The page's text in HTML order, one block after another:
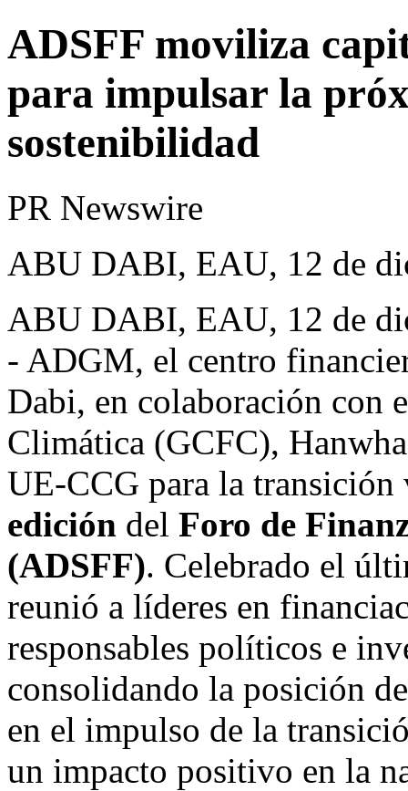
ADSFF moviliza
para impulsar la
sostenibilidad
PR Newswire
ABU DABI, EAU, 12 de
ABU DABI, EAU, 12 de
- ADGM, el centro
Dabi, en colaboración con
Climática (GCFC),
UE-CCG para la
edición del Foro de
(ADSFF). Celebrado el
reunió a líderes en
responsables políticos e
consolidando la posición
en el impulso de la
un impacto positivo en la